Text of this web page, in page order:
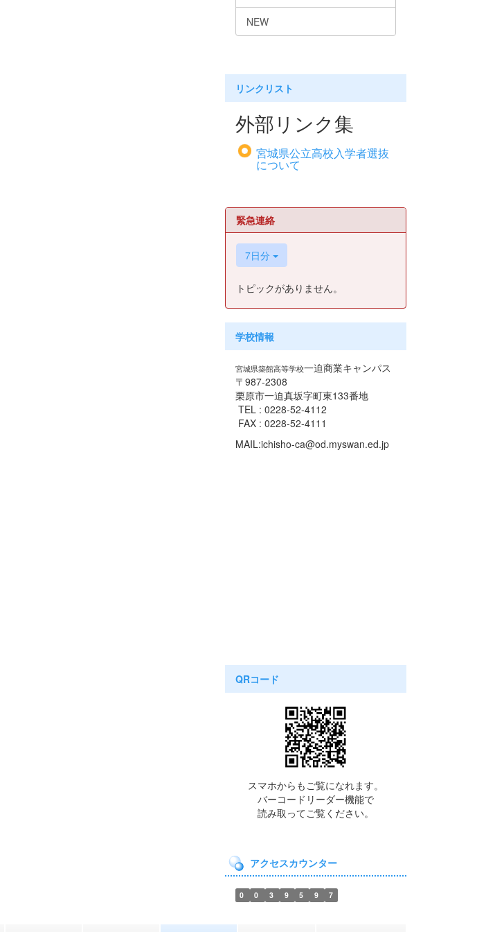
NEW
リンクリスト
外部リンク集
宮城県公立高校入学者選抜
について
緊急連絡
7日分
トピックがありません。
学校情報
宮城県築館高等学校一迫商業キャンパス
〒987-2308
栗原市一迫真坂字町東133番地
TEL : 0228-52-4112
FAX : 0228-52-4111
MAIL:ichisho-ca@od.myswan.ed.jp
QRコード
スマホからもご覧になれます。
バーコードリーダー機能で
読み取ってご覧ください。
アクセスカウンター
0 0 3 9 5 9 7